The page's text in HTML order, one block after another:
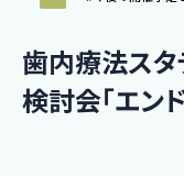
歯内療法ス
検討会「エン